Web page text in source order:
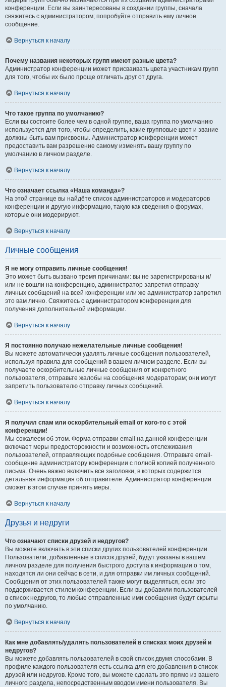
конференции. Если вы заинтересованы в создании группы, сначала
свяжитесь с администратором; попробуйте отправить ему личное
сообщение.
Вернуться к началу
Почему названия некоторых групп имеют разные цвета?
Администратор конференции может присваивать цвета участникам групп
для того, чтобы их было проще отличать друг от друга.
Вернуться к началу
Что такое группа по умолчанию?
Если вы состоите более чем в одной группе, ваша группа по умолчанию
используется для того, чтобы определить, какие групповые цвет и звание
должны быть вам присвоены. Администратор конференции может
предоставить вам разрешение самому изменять вашу группу по
умолчанию в личном разделе.
Вернуться к началу
Что означает ссылка «Наша команда»?
На этой странице вы найдёте список администраторов и модераторов
конференции и другую информацию, такую как сведения о форумах,
которые они модерируют.
Вернуться к началу
Личные сообщения
Я не могу отправить личные сообщения!
Это может быть вызвано тремя причинами: вы не зарегистрированы и/
или не вошли на конференцию, администратор запретил отправку
личных сообщений на всей конференции или же администратор запретил
это вам лично. Свяжитесь с администратором конференции для
получения дополнительной информации.
Вернуться к началу
Я постоянно получаю нежелательные личные сообщения!
Вы можете автоматически удалять личные сообщения пользователей,
используя правила для сообщений в вашем личном разделе. Если вы
получаете оскорбительные личные сообщения от конкретного
пользователя, отправьте жалобы на сообщения модераторам; они могут
запретить пользователю отправку личных сообщений.
Вернуться к началу
Я получил спам или оскорбительный email от кого-то с этой
конференции!
Мы сожалеем об этом. Форма отправки email на данной конференции
включает меры предосторожности и возможность отслеживания
пользователей, отправляющих подобные сообщения. Отправьте email-
сообщение администратору конференции с полной копией полученного
письма. Очень важно включить все заголовки, в которых содержится
детальная информация об отправителе. Администратор конференции
сможет в этом случае принять меры.
Вернуться к началу
Друзья и недруги
Что означают списки друзей и недругов?
Вы можете включать в эти списки других пользователей конференции.
Пользователи, добавленные в список друзей, будут указаны в вашем
личном разделе для получения быстрого доступа к информации о том,
находятся ли они сейчас в сети, и для отправки им личных сообщений.
Сообщения от этих пользователей также могут выделяться, если это
поддерживается стилем конференции. Если вы добавили пользователей
в список недругов, то любые отправленные ими сообщения будут скрыты
по умолчанию.
Вернуться к началу
Как мне добавлять/удалять пользователей в списках моих друзей и
недругов?
Вы можете добавлять пользователей в свой список двумя способами. В
профиле каждого пользователя есть ссылка для его добавления в список
друзей или недругов. Кроме того, вы можете сделать это прямо из вашего
личного раздела, непосредственным вводом имени пользователя. Вы